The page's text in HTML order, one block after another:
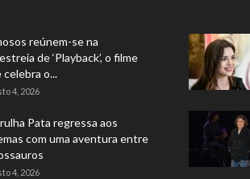
reúnem-se na
de ‘Playback’, o filme
celebra o...
4, 2026
Pata regressa aos
com uma aventura entre
4, 2026